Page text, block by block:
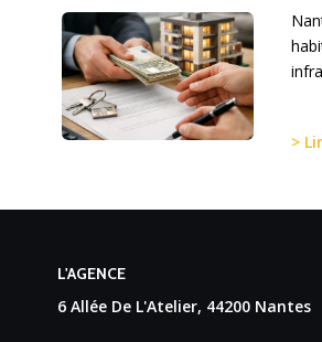
>
L'AGENCE
6 Allée De L'Atelier, 44200 Nantes